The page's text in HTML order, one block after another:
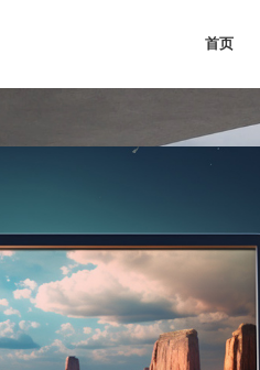
首页